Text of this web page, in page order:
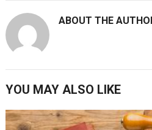
ABOUT THE
YOU MAY ALSO LIKE